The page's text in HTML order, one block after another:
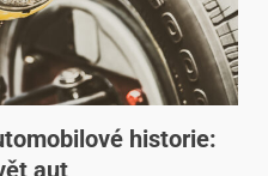
historie:
aut